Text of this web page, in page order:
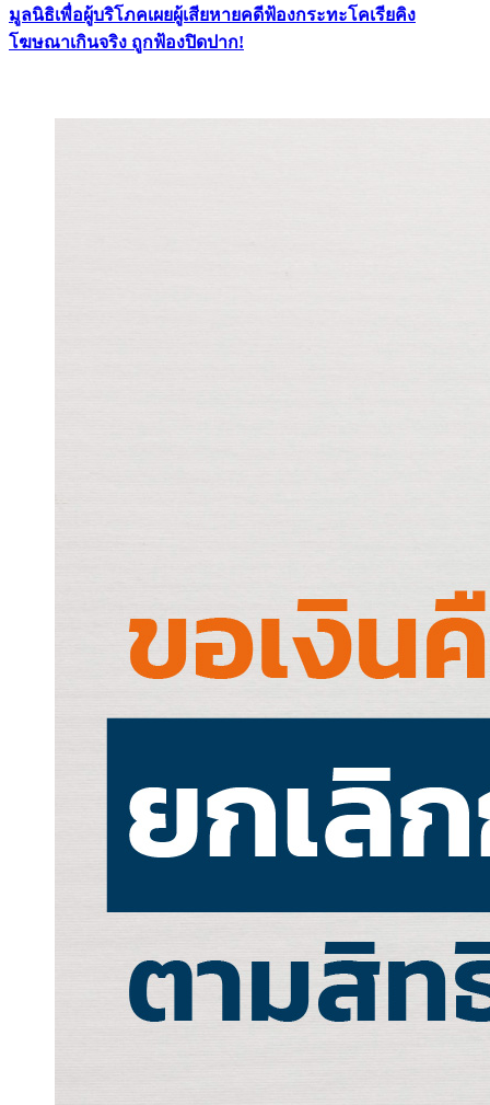
มูลนิธิเพื่อผู้บริโภคเผยผู้เสียหายคดีฟ้องกระทะโคเรียคิง
โฆษณาเกินจริง ถูกฟ้องปิดปาก!